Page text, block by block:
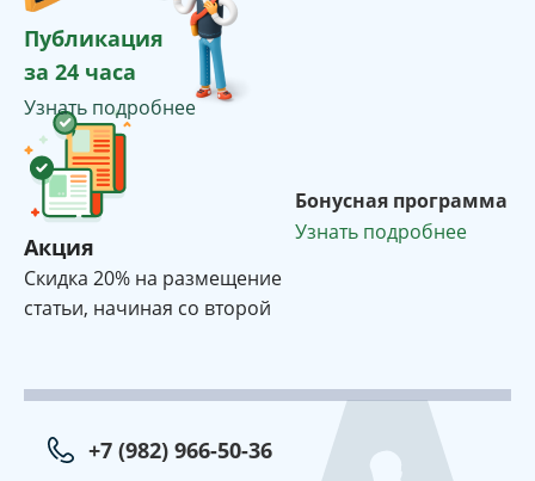
Публикация
за 24 часа
Узнать подробнее
Акция
Cкидка 20% на размещение
статьи, начиная со второй
Бонусная программа
Узнать подробнее
+7 (982) 966-50-36